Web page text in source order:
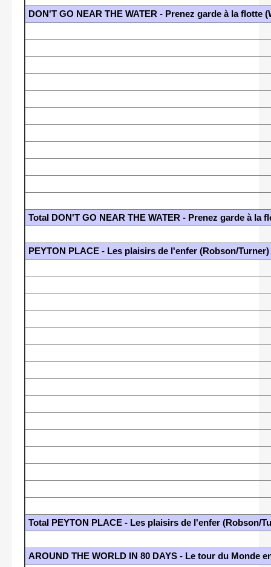
DON'T GO NEAR THE WATER - Prenez garde à la flotte
Total DON'T GO NEAR THE WATER - Prenez garde à la
PEYTON PLACE - Les plaisirs de l'enfer (Robson/Turner)
Total PEYTON PLACE - Les plaisirs de l'enfer (Robson/
AROUND THE WORLD IN 80 DAYS - Le tour du Monde